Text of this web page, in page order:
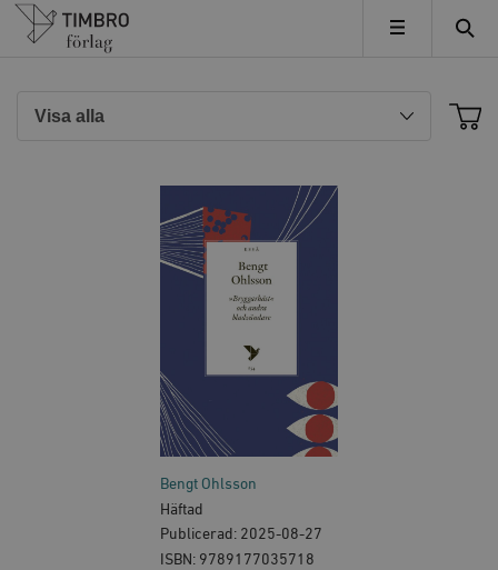
Timbro
MENY
Bengt Ohlsson
Häftad
Publicerad: 2025-08-27
ISBN: 9789177035718